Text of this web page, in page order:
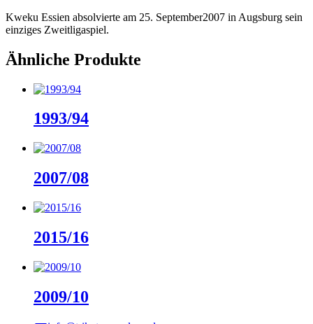
Kweku Essien absolvierte am 25. September2007 in Augsburg sein
einziges Zweitligaspiel.
Ähnliche Produkte
1993/94
2007/08
2015/16
2009/10